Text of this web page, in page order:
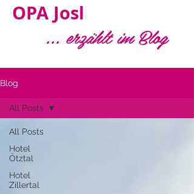
OPA Josl
... erzählt im Blog
Blog
All Posts
Hotel
Ötztal
Hotel
Zillertal
All Posts